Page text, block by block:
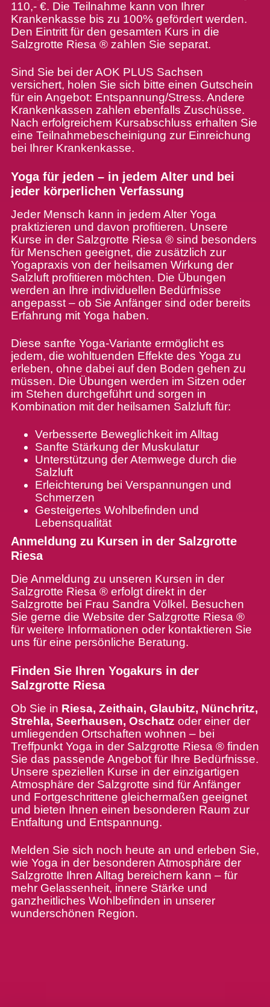
110,- €. Die Teilnahme kann von Ihrer
Krankenkasse bis zu 100% gefördert werden.
Den Eintritt für den gesamten Kurs in die
Salzgrotte Riesa ® zahlen Sie separat.
Sind Sie bei der AOK PLUS Sachsen
versichert, holen Sie sich bitte einen Gutschein
für ein Angebot: Entspannung/Stress. Andere
Krankenkassen zahlen ebenfalls Zuschüsse.
Nach erfolgreichem Kursabschluss erhalten Sie
eine Teilnahmebescheinigung zur Einreichung
bei Ihrer Krankenkasse.
Yoga für jeden – in jedem Alter und bei
jeder körperlichen Verfassung
Jeder Mensch kann in jedem Alter Yoga
praktizieren und davon profitieren. Unsere
Kurse in der Salzgrotte Riesa ® sind besonders
für Menschen geeignet, die zusätzlich zur
Yogapraxis von der heilsamen Wirkung der
Salzluft profitieren möchten. Die Übungen
werden an Ihre individuellen Bedürfnisse
angepasst – ob Sie Anfänger sind oder bereits
Erfahrung mit Yoga haben.
Diese sanfte Yoga-Variante ermöglicht es
jedem, die wohltuenden Effekte des Yoga zu
erleben, ohne dabei auf den Boden gehen zu
müssen. Die Übungen werden im Sitzen oder
im Stehen durchgeführt und sorgen in
Kombination mit der heilsamen Salzluft für:
Verbesserte Beweglichkeit im Alltag
Sanfte Stärkung der Muskulatur
Unterstützung der Atemwege durch die
Salzluft
Erleichterung bei Verspannungen und
Schmerzen
Gesteigertes Wohlbefinden und
Lebensqualität
Anmeldung zu Kursen in der Salzgrotte
Riesa
Die Anmeldung zu unseren Kursen in der
Salzgrotte Riesa ® erfolgt direkt in der
Salzgrotte bei Frau Sandra Völkel. Besuchen
Sie gerne die Website der Salzgrotte Riesa ®
für weitere Informationen oder kontaktieren Sie
uns für eine persönliche Beratung.
Finden Sie Ihren Yogakurs in der
Salzgrotte Riesa
Ob Sie in Riesa, Zeithain, Glaubitz, Nünchritz,
Strehla, Seerhausen, Oschatz oder einer der
umliegenden Ortschaften wohnen – bei
Treffpunkt Yoga in der Salzgrotte Riesa ® finden
Sie das passende Angebot für Ihre Bedürfnisse.
Unsere speziellen Kurse in der einzigartigen
Atmosphäre der Salzgrotte sind für Anfänger
und Fortgeschrittene gleichermaßen geeignet
und bieten Ihnen einen besonderen Raum zur
Entfaltung und Entspannung.
Melden Sie sich noch heute an und erleben Sie,
wie Yoga in der besonderen Atmosphäre der
Salzgrotte Ihren Alltag bereichern kann – für
mehr Gelassenheit, innere Stärke und
ganzheitliches Wohlbefinden in unserer
wunderschönen Region.